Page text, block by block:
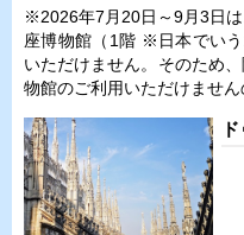
※2026年7月20日～9月3日
座博物館（1階 ※日本でい
いただけません。そのため
物館のご利用いただけません